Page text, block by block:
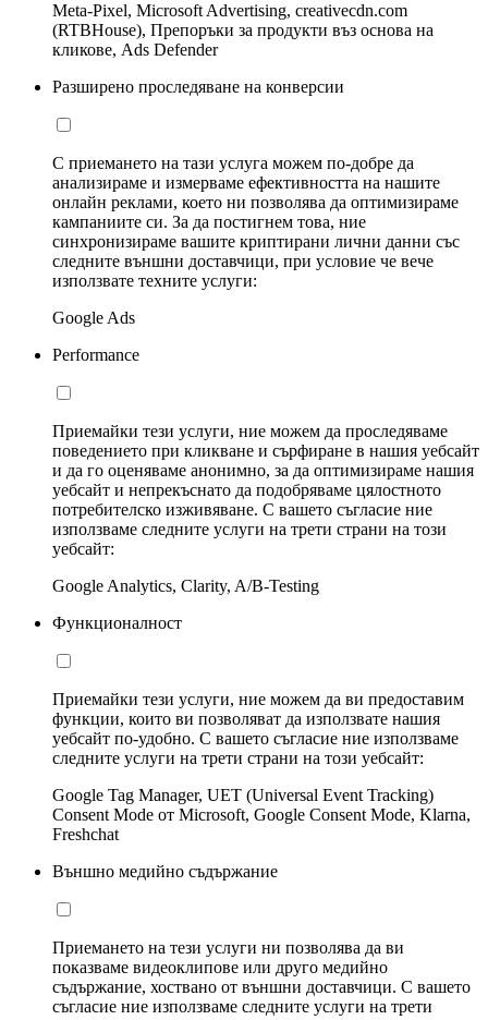
Meta-Pixel, Microsoft Advertising, creativecdn.com
(RTBHouse), Препоръки за продукти въз основа на
кликове, Ads Defender
Разширено проследяване на конверсии
С приемането на тази услуга можем по-добре да
анализираме и измерваме ефективността на нашите
онлайн реклами, което ни позволява да оптимизираме
кампаниите си. За да постигнем това, ние
синхронизираме вашите криптирани лични данни със
следните външни доставчици, при условие че вече
използвате техните услуги:
Google Ads
Performance
Приемайки тези услуги, ние можем да проследяваме
поведението при кликване и сърфиране в нашия уебсайт
и да го оценяваме анонимно, за да оптимизираме нашия
уебсайт и непрекъснато да подобряваме цялостното
потребителско изживяване. С вашето съгласие ние
използваме следните услуги на трети страни на този
уебсайт:
Google Analytics, Clarity, A/B-Testing
Функционалност
Приемайки тези услуги, ние можем да ви предоставим
функции, които ви позволяват да използвате нашия
уебсайт по-удобно. С вашето съгласие ние използваме
следните услуги на трети страни на този уебсайт:
Google Tag Manager, UET (Universal Event Tracking)
Consent Mode от Microsoft, Google Consent Mode, Klarna,
Freshchat
Външно медийно съдържание
Приемането на тези услуги ни позволява да ви
показваме видеоклипове или друго медийно
съдържание, хоствано от външни доставчици. С вашето
съгласие ние използваме следните услуги на трети